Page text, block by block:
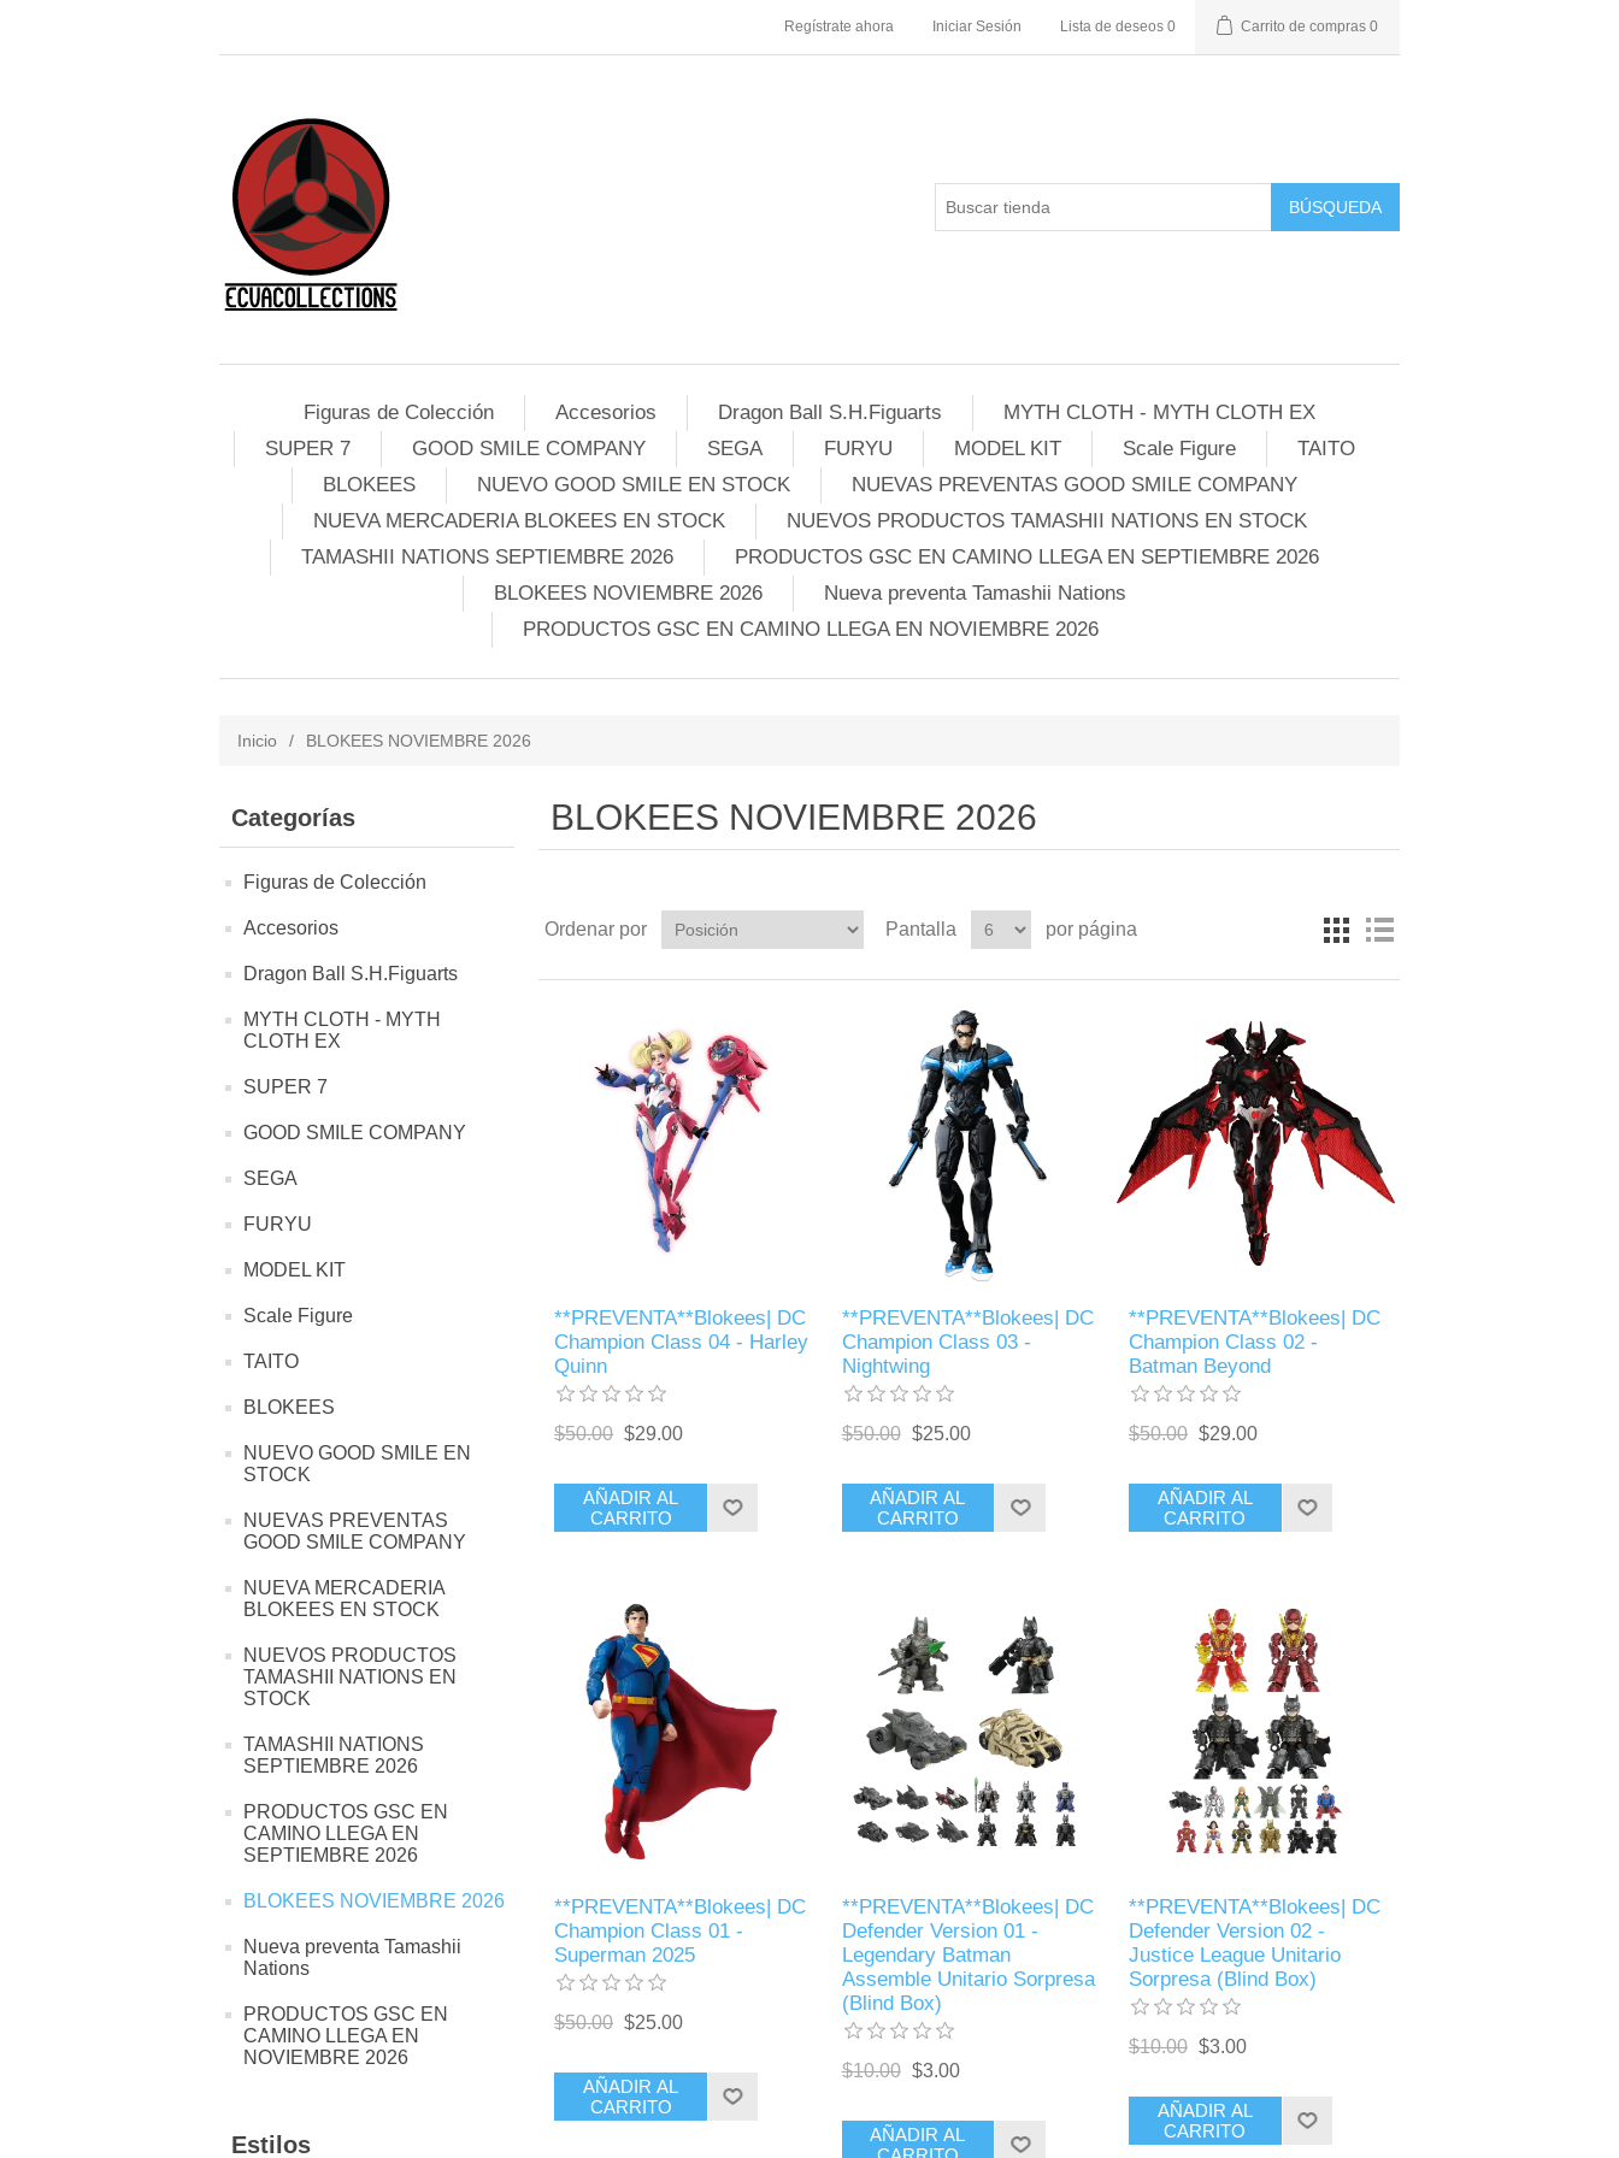
Regístrate ahora Iniciar Sesión Lista de deseos 0 Carrito de compras 0
BÚSQUEDA
Figuras de Colección Accesorios Dragon Ball S.H.Figuarts
MYTH CLOTH - MYTH CLOTH EX
SUPER 7
GOOD SMILE COMPANY SEGA FURYU MODEL KIT Scale Figure
TAITO
BLOKEES
NUEVO GOOD SMILE EN STOCK
NUEVAS PREVENTAS GOOD SMILE COMPANY
NUEVA MERCADERIA BLOKEES EN STOCK
NUEVOS PRODUCTOS TAMASHII NATIONS EN STOCK
TAMASHII NATIONS SEPTIEMBRE 2026
PRODUCTOS GSC EN CAMINO LLEGA EN SEPTIEMBRE 2026
BLOKEES NOVIEMBRE 2026
Nueva preventa Tamashii Nations
PRODUCTOS GSC EN CAMINO LLEGA EN NOVIEMBRE 2026
Inicio / BLOKEES NOVIEMBRE 2026
Categorías
Figuras de Colección
Accesorios
Dragon Ball S.H.Figuarts
MYTH CLOTH - MYTH
CLOTH EX
SUPER 7
GOOD SMILE COMPANY
SEGA
FURYU
MODEL KIT
Scale Figure
TAITO
BLOKEES
NUEVO GOOD SMILE EN
STOCK
NUEVAS PREVENTAS
GOOD SMILE COMPANY
NUEVA MERCADERIA
BLOKEES EN STOCK
NUEVOS PRODUCTOS
TAMASHII NATIONS EN
STOCK
TAMASHII NATIONS
SEPTIEMBRE 2026
PRODUCTOS GSC EN
CAMINO LLEGA EN
SEPTIEMBRE 2026
BLOKEES NOVIEMBRE 2026
Nueva preventa Tamashii
Nations
PRODUCTOS GSC EN
CAMINO LLEGA EN
NOVIEMBRE 2026
Estilos
BLOKEES NOVIEMBRE 2026
Ordenar por Pantalla por página
**PREVENTA**Blokees| DC
Champion Class 04 - Harley
Quinn
$50.00 $29.00
AÑADIR AL
CARRITO
**PREVENTA**Blokees| DC
Champion Class 03 -
Nightwing
$50.00 $25.00
AÑADIR AL
CARRITO
**PREVENTA**Blokees| DC
Champion Class 02 -
Batman Beyond
$50.00 $29.00
AÑADIR AL
CARRITO
**PREVENTA**Blokees| DC
Champion Class 01 -
Superman 2025
$50.00 $25.00
AÑADIR AL
CARRITO
**PREVENTA**Blokees| DC
Defender Version 01 -
Legendary Batman
Assemble Unitario Sorpresa
(Blind Box)
$10.00 $3.00
AÑADIR AL
**PREVENTA**Blokees| DC
Defender Version 02 -
Justice League Unitario
Sorpresa (Blind Box)
$10.00 $3.00
AÑADIR AL
CARRITO